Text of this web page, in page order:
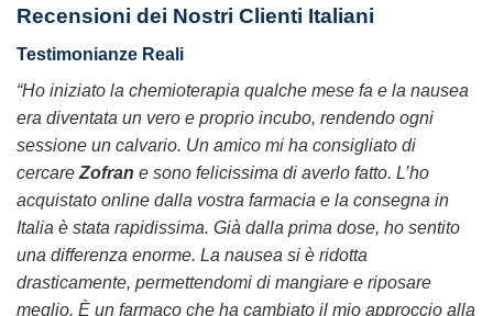
Recensioni dei Nostri Clienti Italiani
Testimonianze Reali
“Ho iniziato la chemioterapia qualche mese fa e la nausea
era diventata un vero e proprio incubo, rendendo ogni
sessione un calvario. Un amico mi ha consigliato di
cercare Zofran e sono felicissima di averlo fatto. L’ho
acquistato online dalla vostra farmacia e la consegna in
Italia è stata rapidissima. Già dalla prima dose, ho sentito
una differenza enorme. La nausea si è ridotta
drasticamente, permettendomi di mangiare e riposare
meglio. È un farmaco che ha cambiato il mio approccio alla